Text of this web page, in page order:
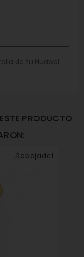
de tu Huawei
PRODUCTO
¡Rebajado!